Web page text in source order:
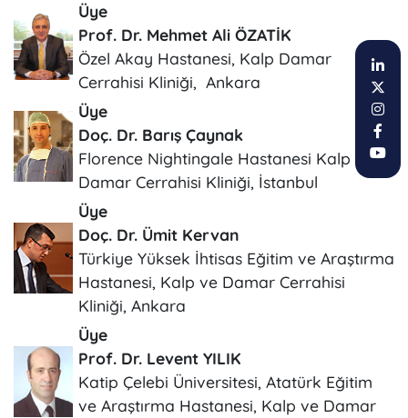
Üye
Prof. Dr. Mehmet Ali ÖZATİK
Özel Akay Hastanesi, Kalp Damar
Cerrahisi Kliniği, Ankara
Üye
Doç. Dr. Barış Çaynak
Florence Nightingale Hastanesi Kalp ve
Damar Cerrahisi Kliniği, İstanbul
Üye
Doç. Dr. Ümit Kervan
Türkiye Yüksek İhtisas Eğitim ve Araştırma
Hastanesi, Kalp ve Damar Cerrahisi
Kliniği, Ankara
Üye
Prof. Dr. Levent YILIK
Katip Çelebi Üniversitesi, Atatürk Eğitim
ve Araştırma Hastanesi, Kalp ve Damar